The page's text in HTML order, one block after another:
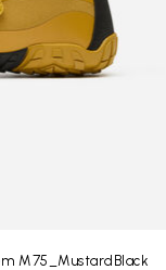
M75_MustardBlack